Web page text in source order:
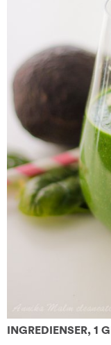
INGREDIENSER, 1